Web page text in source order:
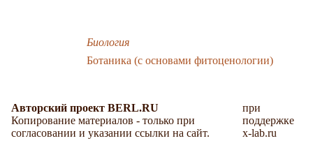
Биология
Ботаника (с основами фитоценологии)
Авторский проект BERL.RU
Копирование материалов - только при
согласовании и указании ссылки на сайт.
при
поддержке
x-lab.ru